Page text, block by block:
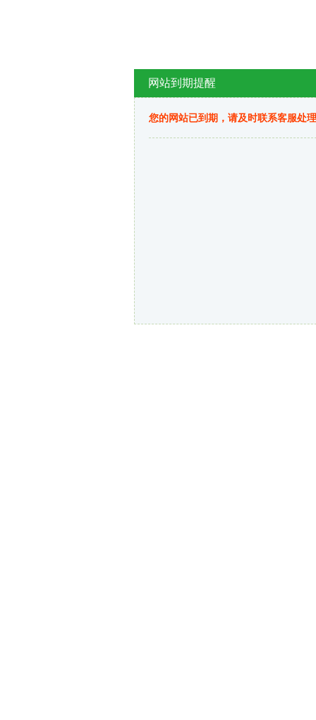
网站到期提醒
您的网站已到期，请及时联系客服处理